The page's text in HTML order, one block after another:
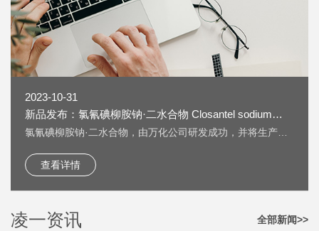
2023-10-31
新品发布：氯氰碘柳胺钠·二水合物 Closantel sodium
dihydrate [61438-64-0] 上线
氯氰碘柳胺钠·二水合物，由万化公司研发成功，并将生产技
sodium dihydrate [61438-64-0] 又名：克罗散泰钠，是一种
兽药，用作抗寄生虫药物。 按照《欧洲药典》检测，纯度
查看详情
凌一资讯 全部新闻>>